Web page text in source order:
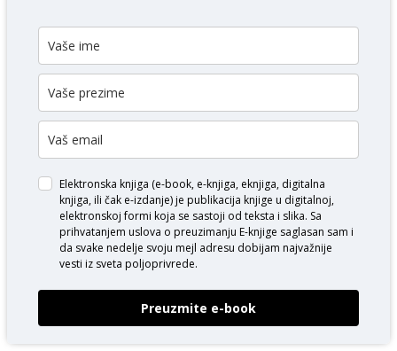
Elektronska knjiga (e-book, e-knjiga, eknjiga, digitalna
knjiga, ili čak e-izdanje) je publikacija knjige u digitalnoj,
elektronskoj formi koja se sastoji od teksta i slika. Sa
prihvatanjem uslova o preuzimanju E-knjige saglasan sam i
da svake nedelje svoju mejl adresu dobijam najvažnije
vesti iz sveta poljoprivrede.
Preuzmite e-book